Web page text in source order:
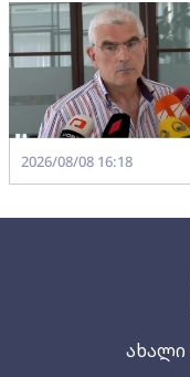
ახალი
2026/08/08 16:18